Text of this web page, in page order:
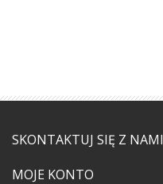
SKONTAKTUJ SIĘ Z NAMI
MOJE KONTO